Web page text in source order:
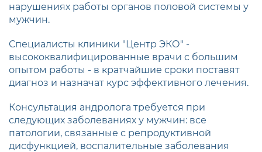
нарушениях работы органов половой системы у
мужчин.
Специалисты клиники "Центр ЭКО" -
высококвалифицированные врачи с большим
опытом работы - в кратчайшие сроки поставят
диагноз и назначат курс эффективного лечения.
Консультация андролога требуется при
следующих заболеваниях у мужчин: все
патологии, связанные с репродуктивной
дисфункцией, воспалительные заболевания